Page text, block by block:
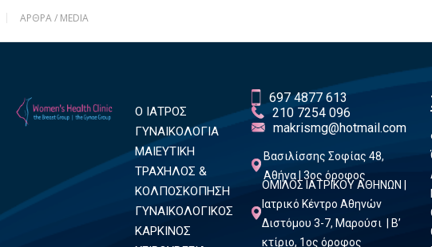
ΆΡΘΡΑ / MEDIA
Ο ΙΑΤΡΟΣ
ΓΥΝΑΙΚΟΛΟΓΙΑ
ΜΑΙΕΥΤΙΚΗ
ΤΡΑΧΗΛΟΣ &
ΚΟΛΠΟΣΚΟΠΗΣΗ
ΓΥΝΑΙΚΟΛΟΓΙΚΟΣ
ΚΑΡΚΙΝΟΣ
697 4877 613
210 7254 096
makrismg@hotmail.com
Βασιλίσσης Σοφίας 48,
Αθήνα | 3ος όροφος
ΟΜΙΛΟΣ ΙΑΤΡΙΚΟΥ ΑΘΗΝΩΝ |
Ιατρικό Κέντρο Αθηνών
Διστόμου 3-7, Μαρούσι | Β’
κτίριο, 1ος όροφος